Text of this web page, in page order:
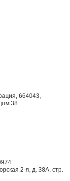
664043,
38
2-я, д. 38А, стр.